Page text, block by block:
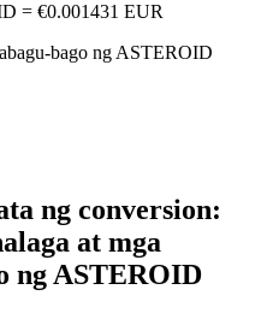
= €0.001431 EUR
bago ng ASTEROID
ng conversion:
at mga
ng ASTEROID